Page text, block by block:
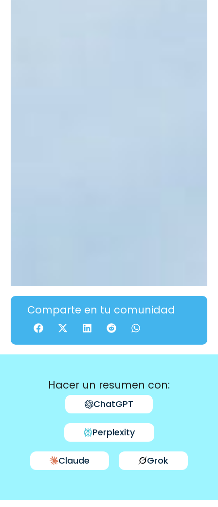
Comparte en tu comunidad
Hacer un resumen con:
ChatGPT
Perplexity
Claude Grok